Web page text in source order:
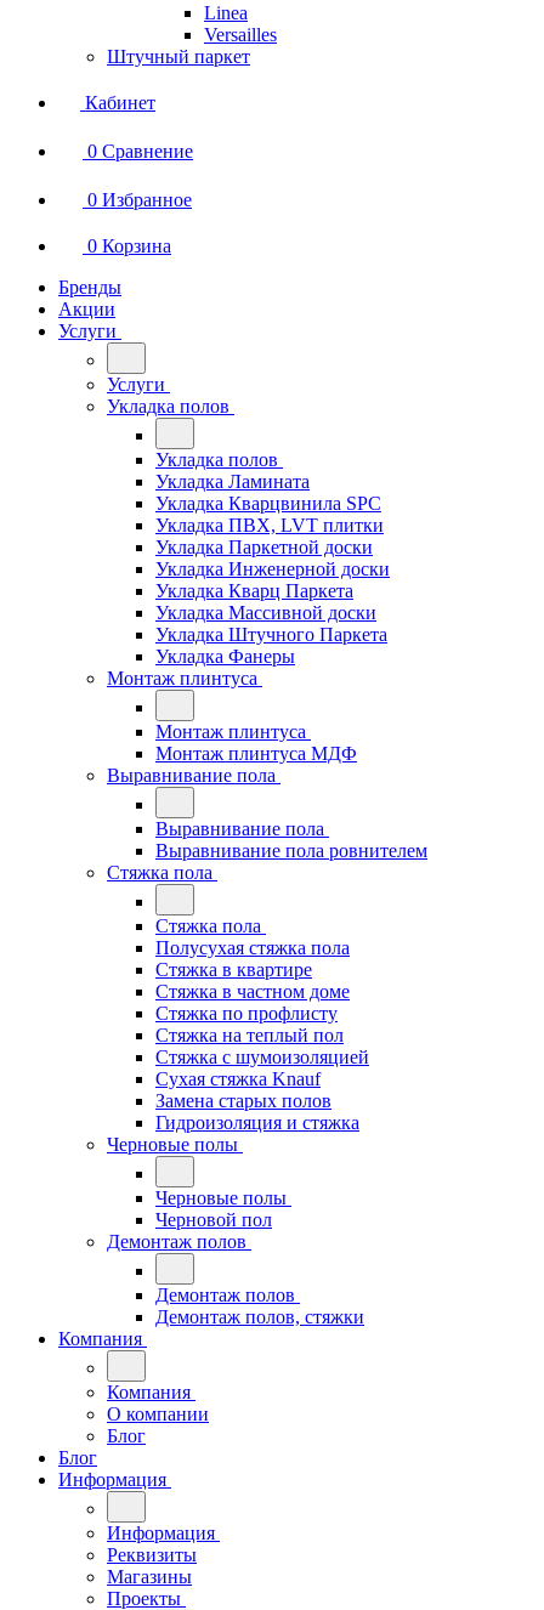
Linea
Versailles
Штучный паркет
Кабинет
0 Сравнение
0 Избранное
0 Корзина
Бренды
Акции
Услуги
Услуги
Укладка полов
Укладка полов
Укладка Ламината
Укладка Кварцвинила SPC
Укладка ПВХ, LVT плитки
Укладка Паркетной доски
Укладка Инженерной доски
Укладка Кварц Паркета
Укладка Массивной доски
Укладка Штучного Паркета
Укладка Фанеры
Монтаж плинтуса
Монтаж плинтуса
Монтаж плинтуса МДФ
Выравнивание пола
Выравнивание пола
Выравнивание пола ровнителем
Стяжка пола
Стяжка пола
Полусухая стяжка пола
Стяжка в квартире
Стяжка в частном доме
Стяжка по профлисту
Стяжка на теплый пол
Стяжка с шумоизоляцией
Сухая стяжка Knauf
Замена старых полов
Гидроизоляция и стяжка
Черновые полы
Черновые полы
Черновой пол
Демонтаж полов
Демонтаж полов
Демонтаж полов, стяжки
Компания
Компания
О компании
Блог
Блог
Информация
Информация
Реквизиты
Магазины
Проекты